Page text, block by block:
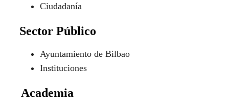
Ciudadanía
Sector Público
Ayuntamiento de Bilbao
Instituciones
Academia